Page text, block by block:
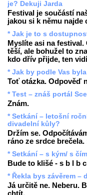
je? Dekuji Jarda
Festival je součástí
jakou si k němu najde
* Jak je to s
Myslíte asi na
těší, ale bohužel to
kdo dřív přijde, ten
* Jak by podle Vas
Toť otázka. Odpověď
* Test – znáš portál
Znám.
* Setkání – letošní
divadelní kůly?
Držím se.
ráno ze srdce brečela.
* Setkání – s kým/ s
Bude to klišé - s b l b
* Řekla bys závěrem –
Já určitě ne. Neberu.